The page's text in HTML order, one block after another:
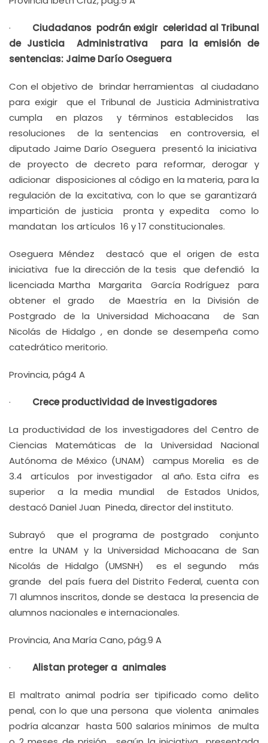
· Ciudadanos podrán exigir celeridad al Tribunal
de Justicia Administrativa para la emisión de
sentencias: Jaime Darío Oseguera
Con el objetivo de brindar herramientas al ciudadano
para exigir que el Tribunal de Justicia Administrativa
cumpla en plazos y términos establecidos las
resoluciones de la sentencias en controversia, el
diputado Jaime Darío Oseguera presentó la iniciativa
de proyecto de decreto para reformar, derogar y
adicionar disposiciones al código en la materia, para la
regulación de la excitativa, con lo que se garantizará
impartición de justicia pronta y expedita como lo
mandatan los artículos 16 y 17 constitucionales.
Oseguera Méndez destacó que el origen de esta
iniciativa fue la dirección de la tesis que defendió la
licenciada Martha Margarita García Rodríguez para
obtener el grado de Maestría en la División de
Postgrado de la Universidad Michoacana de San
Nicolás de Hidalgo , en donde se desempeña como
catedrático meritorio.
Provincia, pág4 A
· Crece productividad de investigadores
La productividad de los investigadores del Centro de
Ciencias Matemáticas de la Universidad Nacional
Autónoma de México (UNAM) campus Morelia es de
3.4 artículos por investigador al año. Esta cifra es
superior a la media mundial de Estados Unidos,
destacó Daniel Juan Pineda, director del instituto.
Subrayó que el programa de postgrado conjunto
entre la UNAM y la Universidad Michoacana de San
Nicolás de Hidalgo (UMSNH) es el segundo más
grande del país fuera del Distrito Federal, cuenta con
71 alumnos inscritos, donde se destaca la presencia de
alumnos nacionales e internacionales.
Provincia, Ana María Cano, pág.9 A
· Alistan proteger a animales
El maltrato animal podría ser tipificado como delito
penal, con lo que una persona que violenta animales
podría alcanzar hasta 500 salarios mínimos de multa